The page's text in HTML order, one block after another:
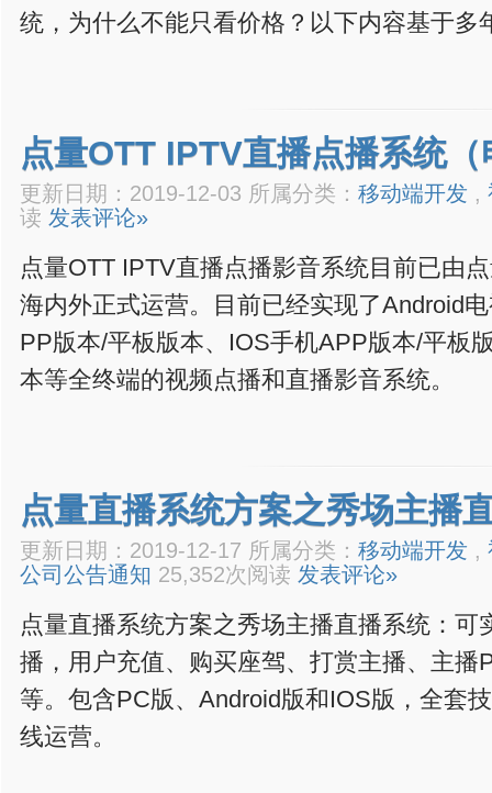
统，为什么不能只看价格？以下内容基于
点量OTT IPTV直播点播系统
更新日期：2019-12-03 所属分类： 移动端开发 ,
读 发表评论»
点量OTT IPTV直播点播影音系统目前已由
海内外正式运营。目前已经实现了Android
PP版本/平板版本、IOS手机APP版本/平板
本等全终端的视频点播和直播影音系统。
点量直播系统方案之秀场主播
更新日期：2019-12-17 所属分类： 移动端开发 ,
公司公告通知 25,352次阅读 发表评论»
点量直播系统方案之秀场主播直播系统：可
播，用户充值、购买座驾、打赏主播、主播
等。包含PC版、Android版和IOS版，全套
线运营。